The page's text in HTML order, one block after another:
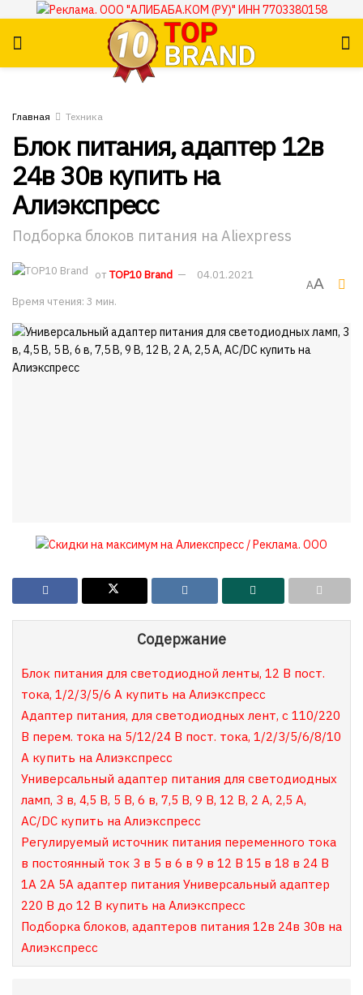
Главная Техника
Блок питания, адаптер 12в
24в 30в купить на
Алиэкспресс
Подборка блоков питания на Aliexpress
от TOP10 Brand
04.01.2021
Время чтения: 3 мин.
AA
Содержание
Блок питания для светодиодной ленты, 12 В пост.
тока, 1/2/3/5/6 А купить на Алиэкспресс
Адаптер питания, для светодиодных лент, с 110/220
В перем. тока на 5/12/24 В пост. тока, 1/2/3/5/6/8/10
А купить на Алиэкспресс
Универсальный адаптер питания для светодиодных
ламп, 3 в, 4,5 В, 5 В, 6 в, 7,5 В, 9 В, 12 В, 2 А, 2,5 А,
AC/DC купить на Алиэкспресс
Регулируемый источник питания переменного тока
в постоянный ток 3 в 5 в 6 в 9 в 12 В 15 в 18 в 24 В
1A 2A 5A адаптер питания Универсальный адаптер
220 В до 12 В купить на Алиэкспресс
Подборка блоков, адаптеров питания 12в 24в 30в на
Алиэкспресс